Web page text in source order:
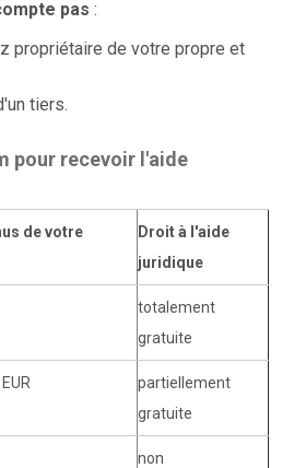
pas :
propriétaire de votre propre et
tiers.
pour recevoir l'aide
de votre
Droit à l'aide
juridique
totalement
gratuite
partiellement
gratuite
non